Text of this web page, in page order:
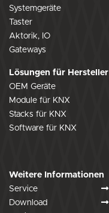
Systemgeräte
Taster
Aktorik, IO
Gateways
Lösungen für Hersteller
OEM Geräte
Module für KNX
Stacks für KNX
Software für KNX
Weitere Informationen
Service
Download